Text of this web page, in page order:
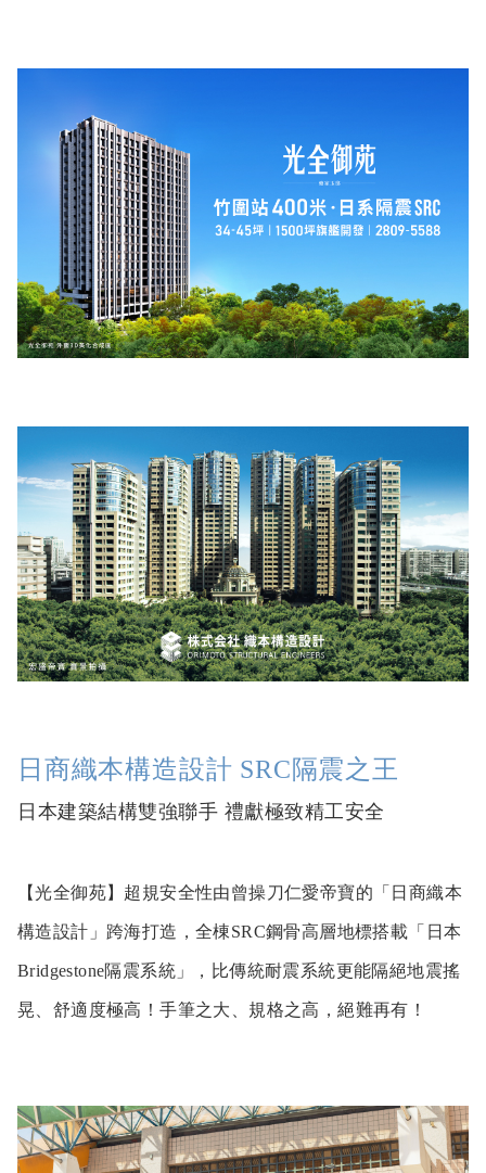
日商織本構造設計 SRC隔震之王
日本建築結構雙強聯手 禮獻極致精工安全
【光全御苑】超規安全性由曾操刀仁愛帝寶的「日商織本
構造設計」跨海打造，全棟SRC鋼骨高層地標搭載「日本
Bridgestone隔震系統」，比傳統耐震系統更能隔絕地震搖